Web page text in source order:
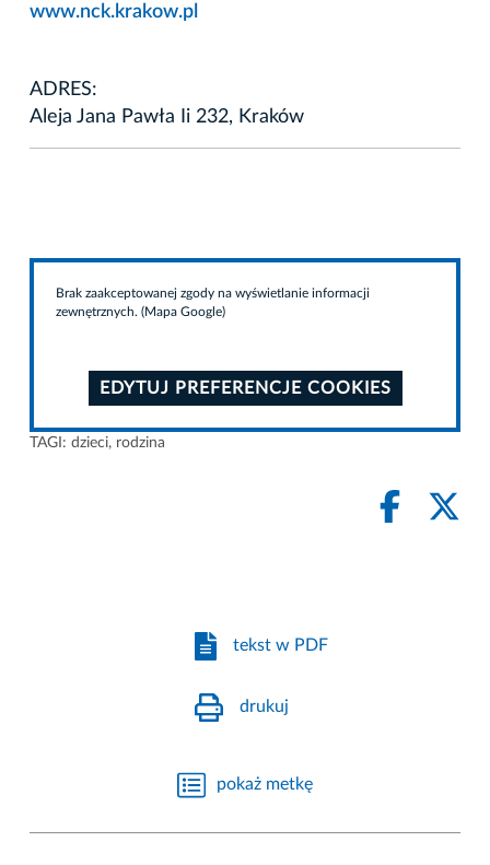
www.nck.krakow.pl
ADRES:
Aleja Jana Pawła Ii 232, Kraków
Brak zaakceptowanej zgody na wyświetlanie informacji
zewnętrznych. (Mapa Google)
EDYTUJ PREFERENCJE COOKIES
TAGI: dzieci, rodzina
tekst w PDF
drukuj
pokaż metkę